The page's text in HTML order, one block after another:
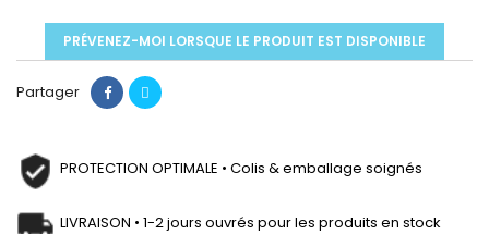
PRÉVENEZ-MOI LORSQUE LE PRODUIT EST DISPONIBLE
Partager
PROTECTION OPTIMALE • Colis & emballage soignés
LIVRAISON • 1-2 jours ouvrés pour les produits en stock